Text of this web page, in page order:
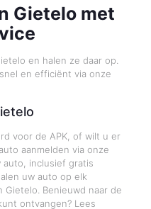
Gietelo met
en halen ze daar op.
en efficiënt via onze
voor de APK, of wilt u er
aanmelden via onze
auto, inclusief gratis
uw auto op elk
Benieuwd naar de
ontvangen? Lees